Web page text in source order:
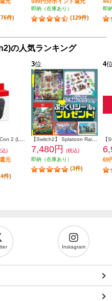
件)
即納（在庫あり）
(129件)
即
の人気ランキング
【Switch2】 Joy-Con 2 (L) ライトパープル/(R) ライトグリーン
込)
元
件)
3位
【Switch2】 Splatoon Raiders （スプラトゥーン レイダース）（特典：ノジマオリジナル特典 ぷっくりシール 付き）
7,480円
(税込)
即納（在庫あり）
(3件)
4
69
Instagram